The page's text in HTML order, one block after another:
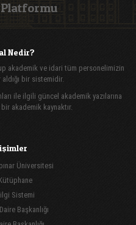
Platformu
Nedir?
akademik ve idari tüm personelimizin
bir sistemidir.
ile ilgili güncel akademik yazılarına
akademik kaynaktır.
Üniversitesi
Sistemi
Başkanlığı